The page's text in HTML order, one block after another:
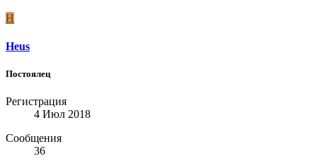
H
Heus
Постоялец
Регистрация
4 Июл 2018
Сообщения
36